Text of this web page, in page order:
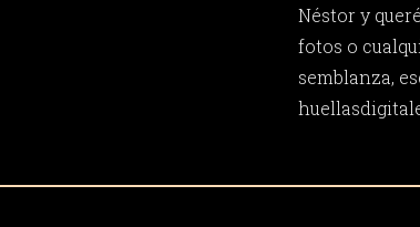
Néstor y
fotos o
semblanza,